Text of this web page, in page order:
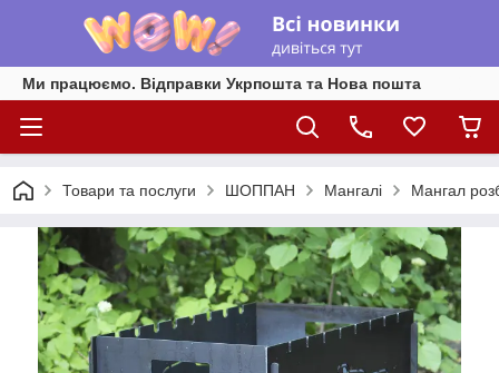
Ми працюємо. Відправки Укрпошта та Нова пошта
Товари та послуги ШОППАН Мангалі Мангал